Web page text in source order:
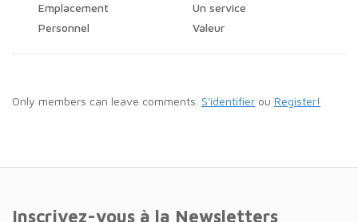
Emplacement
Un service
Personnel
Valeur
Only members can leave comments. S'identifier ou Register!
Inscrivez-vous à la Newsletters